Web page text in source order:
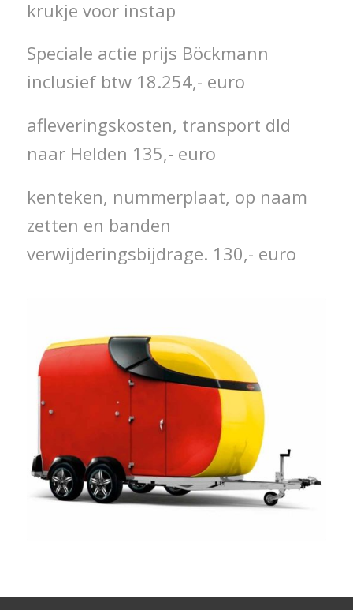
krukje voor instap
Speciale actie prijs Böckmann
inclusief btw 18.254,- euro
afleveringskosten, transport dld
naar Helden 135,- euro
kenteken, nummerplaat, op naam
zetten en banden
verwijderingsbijdrage. 130,- euro